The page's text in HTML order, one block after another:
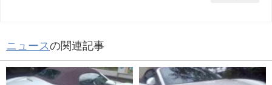
ニュース の関連記事